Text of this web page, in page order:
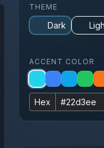
THEME
Dark
ACCENT COLOR
Hex